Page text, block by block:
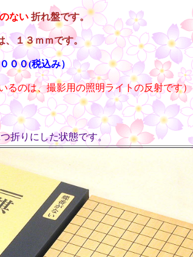
ない 折れ盤です。
、１３ｍｍです。
００(税込み）
るのは、撮影用の照明ライトの反射です）
折りにした状態です。